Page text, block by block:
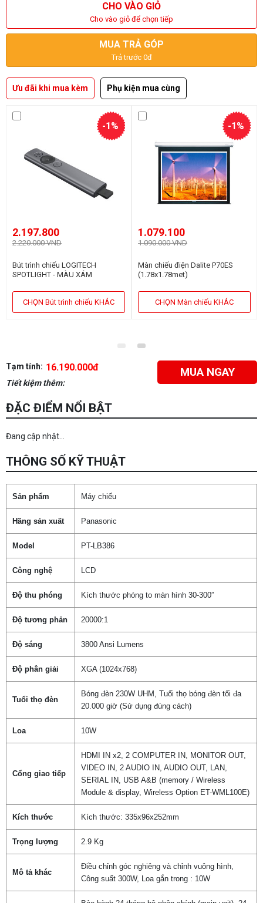
CHO VÀO GIỎ
Cho vào giỏ để chọn tiếp
MUA TRẢ GÓP
Trả trước 0đ
Ưu đãi khi mua kèm Phụ kiện mua cùng
2.197.800
2.220.000 VND
-1%
Bút trình chiếu LOGITECH
SPOTLIGHT - MÀU XÁM
CHỌN Bút trình chiếu KHÁC
1.079.100
1.090.000 VND
-1%
Màn chiếu điện Dalite P70ES
(1.78x1.78met)
CHỌN Màn chiếu KHÁC
Tạm tính: 16.190.000đ
Tiết kiệm thêm:
MUA NGAY
ĐẶC ĐIỂM NỔI BẬT
Đang cập nhật...
THÔNG SỐ KỸ THUẬT
Sản phẩm Máy chiếu
Hãng sản xuất Panasonic
Model PT-LB386
Công nghệ LCD
Độ thu phóng Kích thước phóng to màn hình 30-300”
Độ tương phản 20000:1
Độ sáng 3800 Ansi Lumens
Độ phân giải XGA (1024x768)
Tuổi thọ đèn
Bóng đèn 230W UHM, Tuổi thọ bóng đèn tối đa
20.000 giờ (Sử dụng đúng cách)
Loa 10W
Cổng giao tiếp
HDMI IN x2, 2 COMPUTER IN, MONITOR OUT,
VIDEO IN, 2 AUDIO IN, AUDIO OUT, LAN,
SERIAL IN, USB A&B (memory / Wireless
Module & display, Wireless Option ET-WML100E)
Kích thước Kích thước: 335x96x252mm
Trọng lượng 2.9 Kg
Mô tả khác
Điều chỉnh góc nghiêng và chỉnh vuông hình,
Công suất 300W, Loa gắn trong : 10W